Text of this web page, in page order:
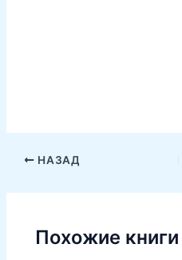
НАЗАД
Похожие книги